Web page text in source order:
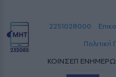
2251028000
ΚΟΙΝΣΕΠ